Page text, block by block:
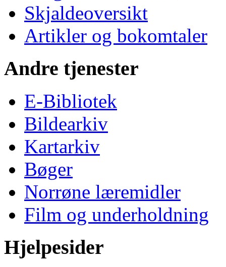
Skjaldeoversikt
Artikler og bokomtaler
Andre tjenester
E-Bibliotek
Bildearkiv
Kartarkiv
Bøger
Norrøne læremidler
Film og underholdning
Hjelpesider